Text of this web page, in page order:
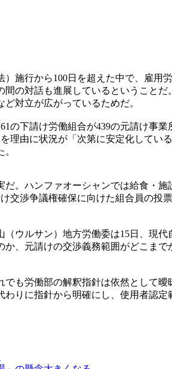
施行から100日を超えた中で、雇
の対話も進展しているということ
対立が広がっているためだ。
の下請け労働組合が439の元請け事
理由に状況が「次第に安定化してい
。ハンファオーシャンでは給食・
交渉争議権確保に向けた組合員の
ウルサン）地方労働委は15日、現
、元請けの交渉義務範囲がどこま
も労働部の解釈指針は依然として
りに指針から明確にし、使用者認定